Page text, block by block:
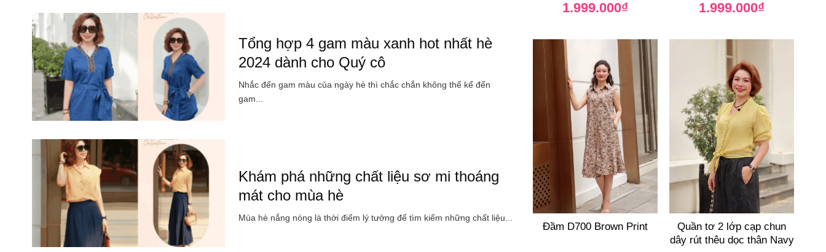
Tổng hợp 4 gam màu xanh hot nhất hè
2024 dành cho Quý cô
Nhắc đến gam màu của ngày hè thì chắc chắn không thể kể đến
gam...
Khám phá những chất liệu sơ mi thoáng
mát cho mùa hè
Mùa hè nắng nóng là thời điểm lý tưởng để tìm kiếm những chất liệu...
1.999.000₫ 1.999.000₫
Đầm D700 Brown Print
Quần tơ 2 lớp cạp chun
dây rút thêu dọc thân Navy